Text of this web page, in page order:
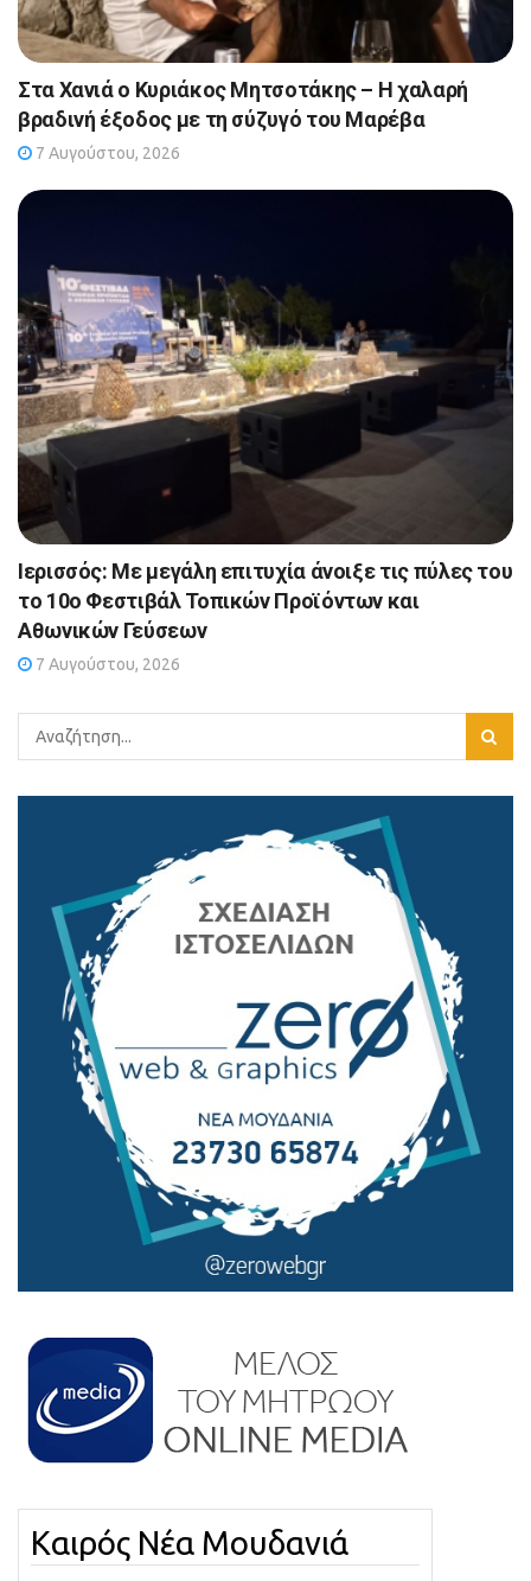
Στα Χανιά ο Κυριάκος Μητσοτάκης – Η χαλαρή
βραδινή έξοδος με τη σύζυγό του Μαρέβα
7 Αυγούστου, 2026
Ιερισσός: Με μεγάλη επιτυχία άνοιξε τις πύλες του
το 10ο Φεστιβάλ Τοπικών Προϊόντων και
Αθωνικών Γεύσεων
7 Αυγούστου, 2026
Καιρός Νέα Μουδανιά